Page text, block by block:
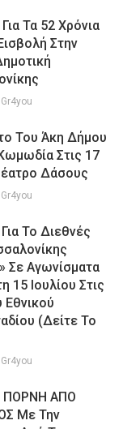
Τα 52 Χρόνια
Στην
Gr4you
Του Άκη Δήμου
Στις 17
Δάσους
Gr4you
Το Διεθνές
Σε Αγωνίσματα
15 Ιουλίου Στις
Εθνικού
(Δείτε Το
Gr4you
ΠΟΡΝΗ ΑΠΟ
Με Την